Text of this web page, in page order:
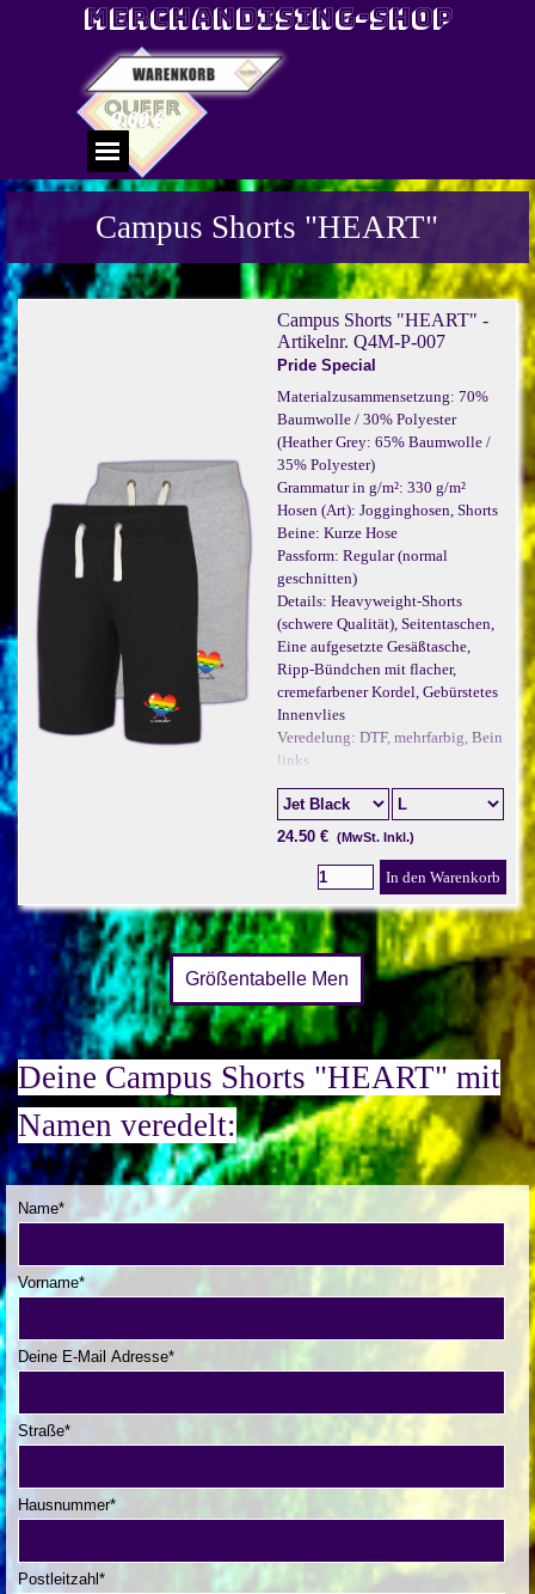
Direkt zum Seiteninhalt
Merchandising-Shop
0.00 €
Menü überspringen
Campus Shorts "HEART"
Campus Shorts "HEART" -
Artikelnr. Q4M-P-007
Pride Special
Materialzusammensetzung: 70%
Baumwolle / 30% Polyester
(Heather Grey: 65% Baumwolle /
35% Polyester)
Grammatur in g/m²: 330 g/m²
Hosen (Art): Jogginghosen, Shorts
Beine: Kurze Hose
Passform: Regular (normal
geschnitten)
Details: Heavyweight-Shorts
(schwere Qualität), Seitentaschen,
Eine aufgesetzte Gesäßtasche,
Ripp-Bündchen mit flacher,
cremefarbener Kordel, Gebürstetes
Innenvlies
Veredelung: DTF, mehrfarbig, Bein
links
24.50 € (MwSt. Inkl.)
In den Warenkorb
Größentabelle Men
Deine Campus Shorts "HEART" mit
Namen veredelt:
Name*
Vorname*
Deine E-Mail Adresse*
Straße*
Hausnummer*
Postleitzahl *